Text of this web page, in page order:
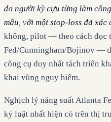
do người kỳ cựu từng làm
mẫu, với một stop-loss đã xác
không, pilot — theo cách đọc
Fed/Cunningham/Bojinov —
công cụ duy nhất tách triển
khai vùng nguy hiểm.
Nghịch lý năng suất Atlanta
kỷ luật nhất hiện có trên thị